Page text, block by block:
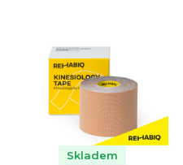
Skladem